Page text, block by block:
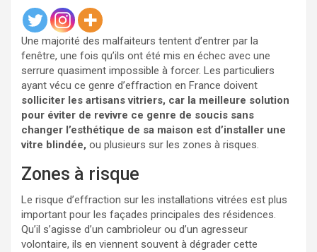
Une majorité des malfaiteurs tentent d’entrer par la
fenêtre, une fois qu’ils ont été mis en échec avec une
serrure quasiment impossible à forcer. Les particuliers
ayant vécu ce genre d’effraction en France doivent
solliciter les artisans vitriers, car la meilleure solution
pour éviter de revivre ce genre de soucis sans
changer l’esthétique de sa maison est d’installer une
vitre blindée, ou plusieurs sur les zones à risques.
Zones à risque
Le risque d’effraction sur les installations vitrées est plus
important pour les façades principales des résidences.
Qu’il s’agisse d’un cambrioleur ou d’un agresseur
volontaire, ils en viennent souvent à dégrader cette